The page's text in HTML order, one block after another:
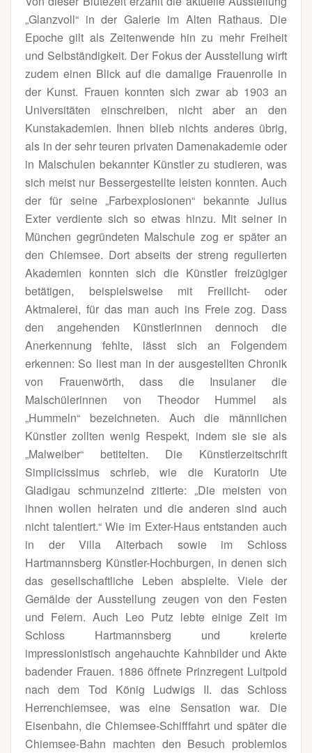
„Glanzvoll“ in der Galerie im Alten Rathaus. Die
Epoche gilt als Zeitenwende hin zu mehr Freiheit
und Selbständigkeit. Der Fokus der Ausstellung wirft
zudem einen Blick auf die damalige Frauenrolle in
der Kunst. Frauen konnten sich zwar ab 1903 an
Universitäten einschreiben, nicht aber an den
Kunstakademien. Ihnen blieb nichts anderes übrig,
als in der sehr teuren privaten Damenakademie oder
in Malschulen bekannter Künstler zu studieren, was
sich meist nur Bessergestellte leisten konnten. Auch
der für seine „Farbexplosionen“ bekannte Julius
Exter verdiente sich so etwas hinzu. Mit seiner in
München gegründeten Malschule zog er später an
den Chiemsee. Dort abseits der streng regulierten
Akademien konnten sich die Künstler freizügiger
betätigen, beispielsweise mit Freilicht- oder
Aktmalerei, für das man auch ins Freie zog. Dass
den angehenden Künstlerinnen dennoch die
Anerkennung fehlte, lässt sich an Folgendem
erkennen: So liest man in der ausgestellten Chronik
von Frauenwörth, dass die Insulaner die
Malschülerinnen von Theodor Hummel als
„Hummeln“ bezeichneten. Auch die männlichen
Künstler zollten wenig Respekt, indem sie sie als
„Malweiber“ betitelten. Die Künstlerzeitschrift
Simplicissimus schrieb, wie die Kuratorin Ute
Gladigau schmunzelnd zitierte: „Die meisten von
ihnen wollen heiraten und die anderen sind auch
nicht talentiert.“ Wie im Exter-Haus entstanden auch
in der Villa Aiterbach sowie im Schloss
Hartmannsberg Künstler-Hochburgen, in denen sich
das gesellschaftliche Leben abspielte. Viele der
Gemälde der Ausstellung zeugen von den Festen
und Feiern. Auch Leo Putz lebte einige Zeit im
Schloss Hartmannsberg und kreierte
impressionistisch angehauchte Kahnbilder und Akte
badender Frauen. 1886 öffnete Prinzregent Luitpold
nach dem Tod König Ludwigs II. das Schloss
Herrenchiemsee, was eine Sensation war. Die
Eisenbahn, die Chiemsee-Schifffahrt und später die
Chiemsee-Bahn machten den Besuch problemlos